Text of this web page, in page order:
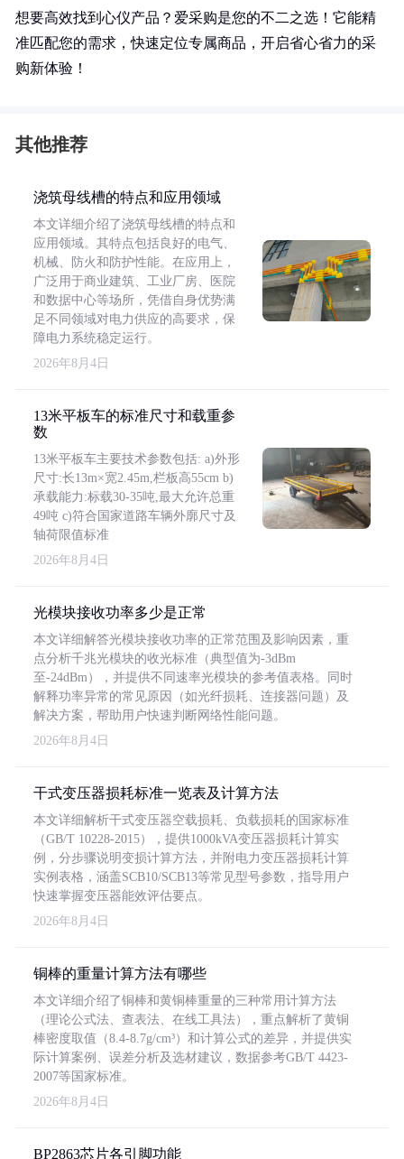
想要高效找到心仪产品？爱采购是您的不二之选！它能精
准匹配您的需求，快速定位专属商品，开启省心省力的采
购新体验！
其他推荐
浇筑母线槽的特点和应用领域
本文详细介绍了浇筑母线槽的特点和
应用领域。其特点包括良好的电气、
机械、防火和防护性能。在应用上，
广泛用于商业建筑、工业厂房、医院
和数据中心等场所，凭借自身优势满
足不同领域对电力供应的高要求，保
障电力系统稳定运行。
2026年8月4日
13米平板车的标准尺寸和载重参
数
13米平板车主要技术参数包括: a)外形
尺寸:长13m×宽2.45m,栏板高55cm b)
承载能力:标载30-35吨,最大允许总重
49吨 c)符合国家道路车辆外廓尺寸及
轴荷限值标准
2026年8月4日
光模块接收功率多少是正常
本文详细解答光模块接收功率的正常范围及影响因素，重
点分析千兆光模块的收光标准（典型值为-3dBm
至-24dBm），并提供不同速率光模块的参考值表格。同时
解释功率异常的常见原因（如光纤损耗、连接器问题）及
解决方案，帮助用户快速判断网络性能问题。
2026年8月4日
干式变压器损耗标准一览表及计算方法
本文详细解析干式变压器空载损耗、负载损耗的国家标准
（GB/T 10228-2015），提供1000kVA变压器损耗计算实
例，分步骤说明变损计算方法，并附电力变压器损耗计算
实例表格，涵盖SCB10/SCB13等常见型号参数，指导用户
快速掌握变压器能效评估要点。
2026年8月4日
铜棒的重量计算方法有哪些
本文详细介绍了铜棒和黄铜棒重量的三种常用计算方法
（理论公式法、查表法、在线工具法），重点解析了黄铜
棒密度取值（8.4-8.7g/cm³）和计算公式的差异，并提供实
际计算案例、误差分析及选材建议，数据参考GB/T 4423-
2007等国家标准。
2026年8月4日
BP2863芯片各引脚功能